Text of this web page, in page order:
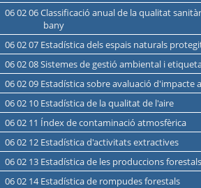
06 02 06 Classificació anual de la qualitat sanitària de les aigües de
bany
06 02 07 Estadística dels espais naturals
06 02 08 Sistemes de gestió ambiental i
06 02 09 Estadística sobre avaluació d'impacte
06 02 10 Estadística de la qualitat de l'aire
06 02 11 Índex de contaminació atmosfèrica
06 02 12 Estadística d'activitats extractives
06 02 13 Estadística de les produccions forestals
06 02 14 Estadística de rompudes forestals